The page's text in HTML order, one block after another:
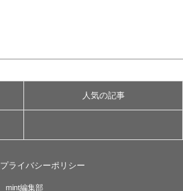
人気の記事
プライバシーポリシー
mint編集部